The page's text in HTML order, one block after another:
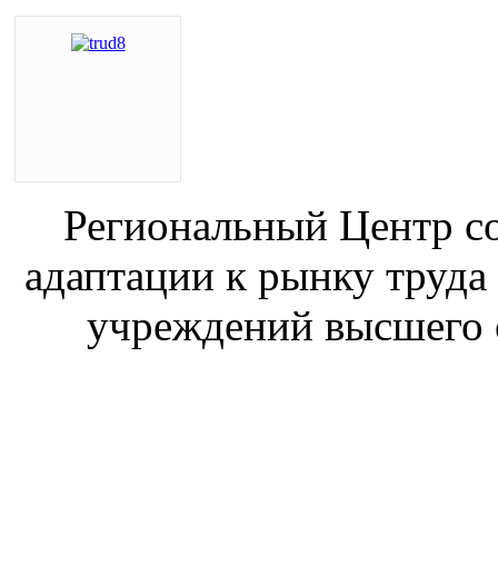
Региональный Центр
адаптации к рынку
учреждений